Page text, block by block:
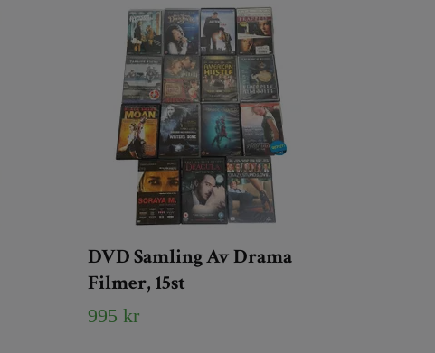
DVD Samling Av Drama
Filmer, 15st
995 kr